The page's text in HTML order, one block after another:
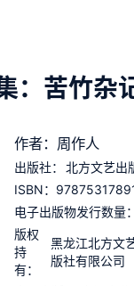
：苦竹杂
作者：周作人
出版社：
北方文艺出
ISBN：
电子出版物发行数量
版权
持
有：
黑龙江北方文
版社有限公司